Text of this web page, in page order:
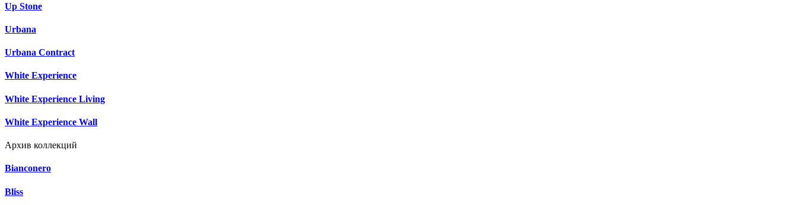
Up Stone
Urbana
Urbana Contract
White Experience
White Experience Living
White Experience Wall
Архив коллекций
Bianconero
Bliss